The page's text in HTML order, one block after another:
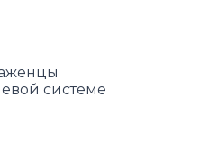
системе